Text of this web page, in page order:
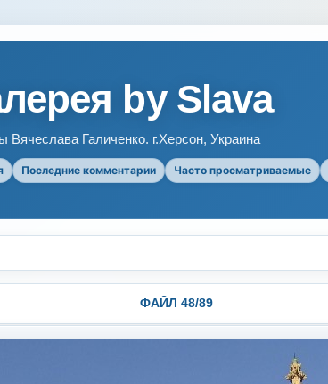
by Slava
Галиченко. г.Херсон, Украина
Последние комментарии Часто просматриваемые
ФАЙЛ 48/89